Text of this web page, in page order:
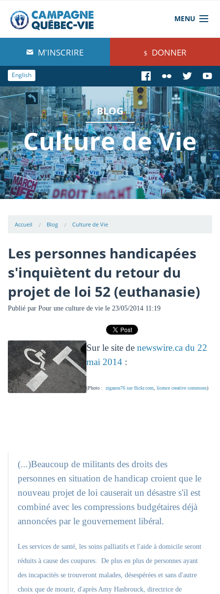
MENU
À propos de nous
Blog
Comprendre
Agir
Boutique
M'INSCRIRE DONNER
English
BLOG
Culture de Vie
Accueil Blog Culture de Vie
Les personnes handicapées
s'inquiètent du retour du
projet de loi 52 (euthanasie)
Publié par Pour une culture de viele 23/05/2014 11:19
Sur le site de newswire.ca du 22
mai 2014:
(Photo : zigazou76 sur flickr.com licence creative commons)
(...)Beaucoup de militants des droits des
personnes en situation de handicap croient que le
nouveau projet de loi causerait un désastre s'il est
combiné avec les compressions budgétaires déjà
annoncées par le gouvernement libéral.
Les services de santé, les soins palliatifs et l'aide à domicile seront
réduits à cause des coupures. De plus en plus de personnes ayant
des incapacités se trouveront malades, désespérées et sans d'autre
choix que de mourir, d'après Amy Hasbrouck, directrice de